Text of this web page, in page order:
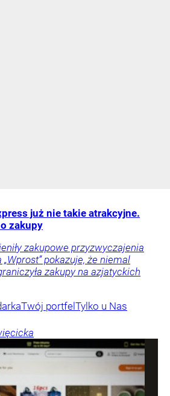
już nie takie atrakcyjne.
zakupy
zakupowe przyzwyczajenia
pokazuje, że niemal
zakupy na azjatyckich
Twój portfelTylko u Nas